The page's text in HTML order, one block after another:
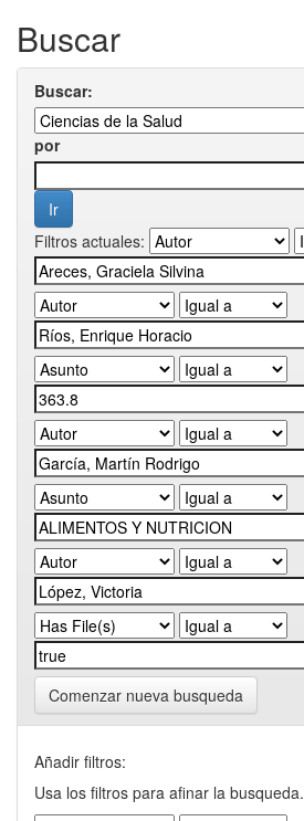
Buscar
Buscar:
por
Filtros actuales:
Comenzar nueva busqueda
Añadir filtros:
Usa los filtros para afinar la busqueda.